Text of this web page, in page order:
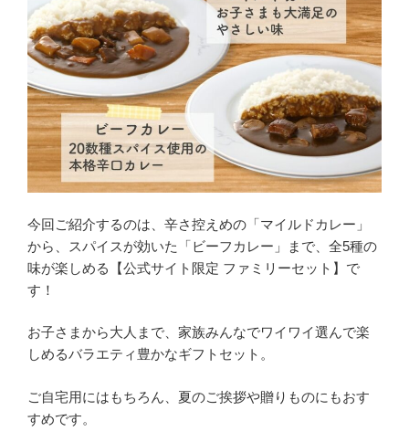
今回ご紹介するのは、辛さ控えめの「マイルドカレー」
から、スパイスが効いた「ビーフカレー」まで、全5種の
味が楽しめる【公式サイト限定 ファミリーセット】で
す！
お子さまから大人まで、家族みんなでワイワイ選んで楽
しめるバラエティ豊かなギフトセット。
ご自宅用にはもちろん、夏のご挨拶や贈りものにもおす
すめです。